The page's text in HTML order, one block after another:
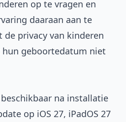
op te vragen en
daaraan aan te
de privacy van kinderen
geboortedatum niet
na installatie
op iOS 27, iPadOS 27